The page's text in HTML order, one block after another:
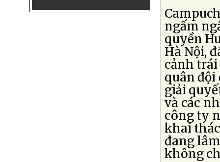
ngấm
quyền
Hà Nội,
cảnh trái
quân đội
giải
và các
công ty
khai
đang
không